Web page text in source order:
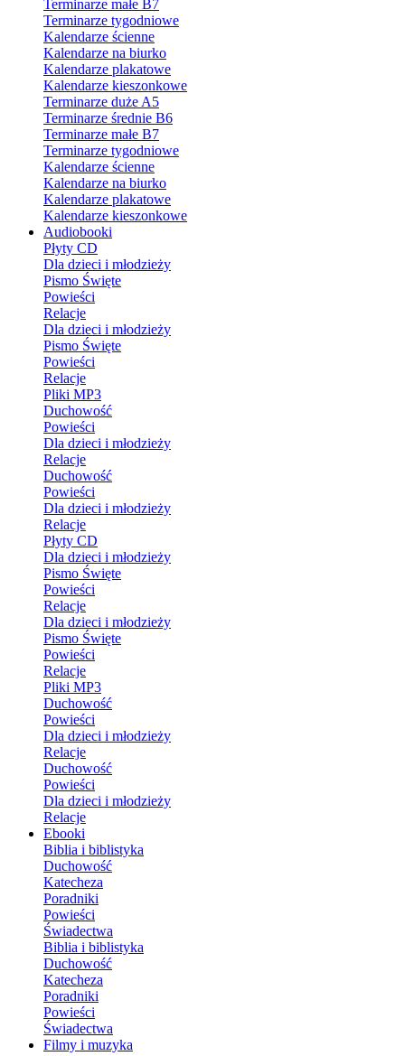
Terminarze małe B7
Terminarze tygodniowe
Kalendarze ścienne
Kalendarze na biurko
Kalendarze plakatowe
Kalendarze kieszonkowe
Terminarze duże A5
Terminarze średnie B6
Terminarze małe B7
Terminarze tygodniowe
Kalendarze ścienne
Kalendarze na biurko
Kalendarze plakatowe
Kalendarze kieszonkowe
Audiobooki
Płyty CD
Dla dzieci i młodzieży
Pismo Święte
Powieści
Relacje
Dla dzieci i młodzieży
Pismo Święte
Powieści
Relacje
Pliki MP3
Duchowość
Powieści
Dla dzieci i młodzieży
Relacje
Duchowość
Powieści
Dla dzieci i młodzieży
Relacje
Płyty CD
Dla dzieci i młodzieży
Pismo Święte
Powieści
Relacje
Dla dzieci i młodzieży
Pismo Święte
Powieści
Relacje
Pliki MP3
Duchowość
Powieści
Dla dzieci i młodzieży
Relacje
Duchowość
Powieści
Dla dzieci i młodzieży
Relacje
Ebooki
Biblia i biblistyka
Duchowość
Katecheza
Poradniki
Powieści
Świadectwa
Biblia i biblistyka
Duchowość
Katecheza
Poradniki
Powieści
Świadectwa
Filmy i muzyka